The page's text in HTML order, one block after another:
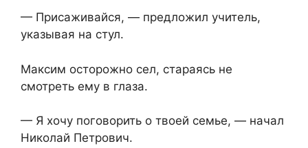
— Присаживайся, — предложил учитель,
указывая на стул.
Максим осторожно сел, стараясь не
смотреть ему в глаза.
— Я хочу поговорить о твоей семье, — начал
Николай Петрович.